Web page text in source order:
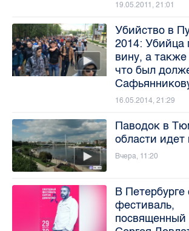
19.05.2011, 21:01
Убийство в
2014: Убийца
вину, а
что был
16.05.2014, 21:29
Паводок в
области идет
Вчера, 11:20
В Петербурге
фестиваль,